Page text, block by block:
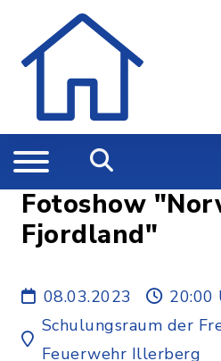
Fotoshow
Fjordland"
08.03.2023
20:00
Schulungsraum der
Feuerwehr Illerberg